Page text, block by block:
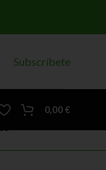
Subscríbete
0,00€